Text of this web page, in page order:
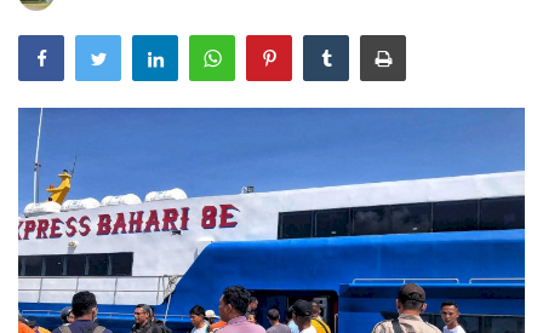
Reskrim
Polisi Kita
Mitra Polisi
Lantas
Giat Ops
Binmas